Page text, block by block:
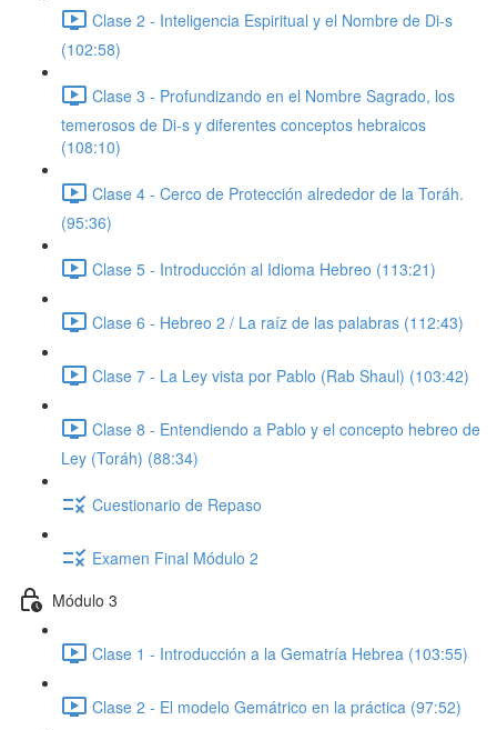
Clase 2 - Inteligencia Espiritual y el Nombre de Di-s
(102:58)
Clase 3 - Profundizando en el Nombre Sagrado, los
temerosos de Di-s y diferentes conceptos hebraicos
(108:10)
Clase 4 - Cerco de Protección alrededor de la Toráh.
(95:36)
Clase 5 - Introducción al Idioma Hebreo (113:21)
Clase 6 - Hebreo 2 / La raíz de las palabras (112:43)
Clase 7 - La Ley vista por Pablo (Rab Shaul) (103:42)
Clase 8 - Entendiendo a Pablo y el concepto hebreo de
Ley (Toráh) (88:34)
Cuestionario de Repaso
Examen Final Módulo 2
Módulo 3
Clase 1 - Introducción a la Gematría Hebrea (103:55)
Clase 2 - El modelo Gemátrico en la práctica (97:52)